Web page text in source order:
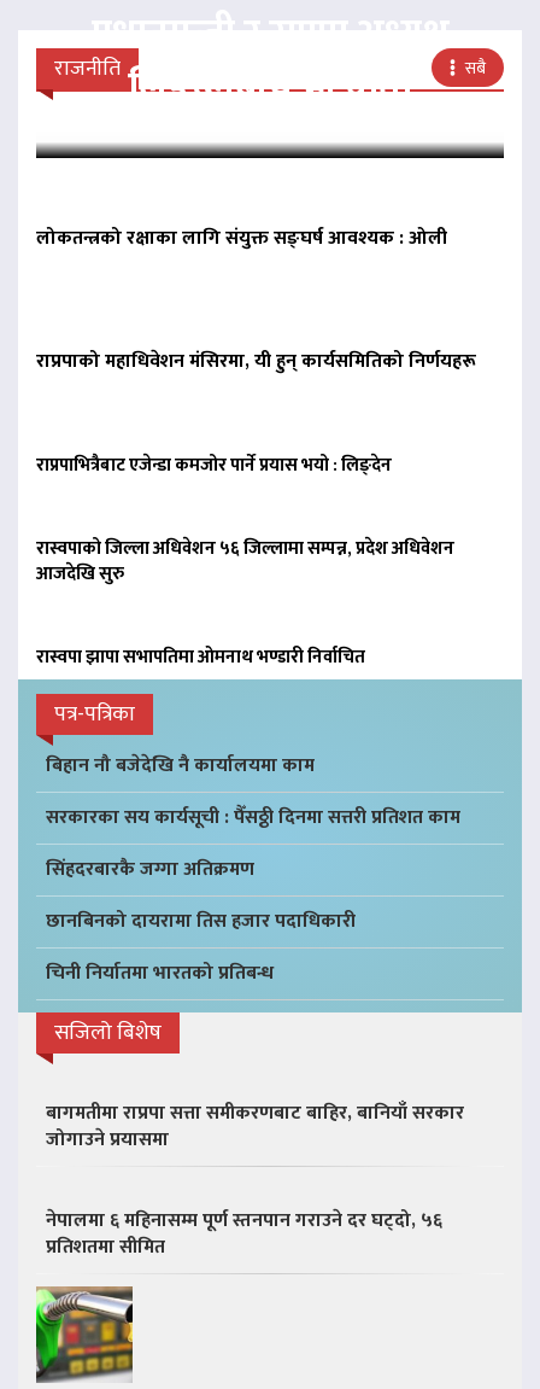
राजनीति सबै
प्रधानमन्त्री र राप्रपा अध्यक्ष
लिङदेनबीच भेटवार्ता
लोकतन्त्रको रक्षाका लागि संयुक्त सङ्घर्ष आवश्यक : ओली
राप्रपाको महाधिवेशन मंसिरमा, यी हुन् कार्यसमितिको निर्णयहरू
राप्रपाभित्रैबाट एजेन्डा कमजोर पार्ने प्रयास भयो : लिङ्देन
रास्वपाको जिल्ला अधिवेशन ५६ जिल्लामा सम्पन्न, प्रदेश अधिवेशन
आजदेखि सुरु
रास्वपा झापा सभापतिमा ओमनाथ भण्डारी निर्वाचित
पत्र-पत्रिका
बिहान नौ बजेदेखि नै कार्यालयमा काम
सरकारका सय कार्यसूची : पैँसठ्ठी दिनमा सत्तरी प्रतिशत काम
सिंहदरबारकै जग्गा अतिक्रमण
छानबिनको दायरामा तिस हजार पदाधिकारी
चिनी निर्यातमा भारतको प्रतिबन्ध
सजिलो बिशेष
बागमतीमा राप्रपा सत्ता समीकरणबाट बाहिर, बानियाँ सरकार
जोगाउने प्रयासमा
नेपालमा ६ महिनासम्म पूर्ण स्तनपान गराउने दर घट्दो, ५६
प्रतिशतमा सीमित